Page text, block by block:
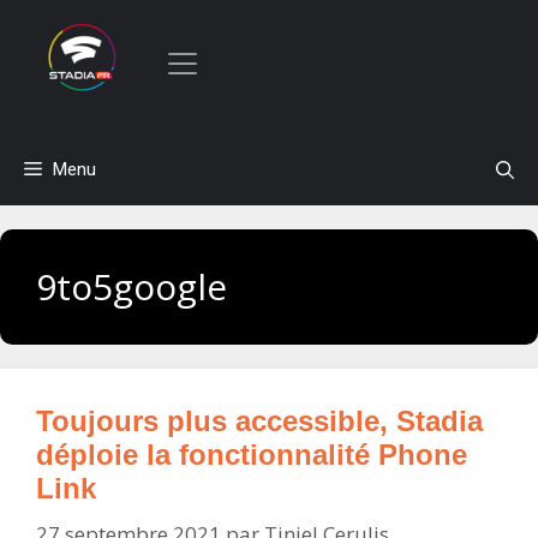
contenu
Menu
9to5google
Toujours plus accessible, Stadia
déploie la fonctionnalité Phone
Link